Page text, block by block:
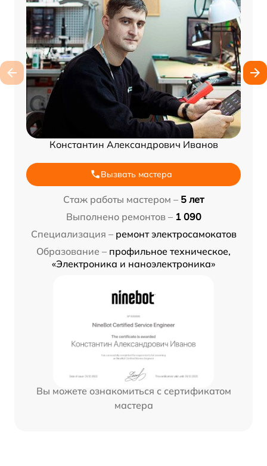
Константин Александрович Иванов
Вызвать мастера
Стаж работы мастером – 5 лет
Выполнено ремонтов – 1 090
Специализация – ремонт электросамокатов
Образование – профильное техническое,
«Электроника и наноэлектроника»
Вы можете ознакомиться с сертификатом
мастера